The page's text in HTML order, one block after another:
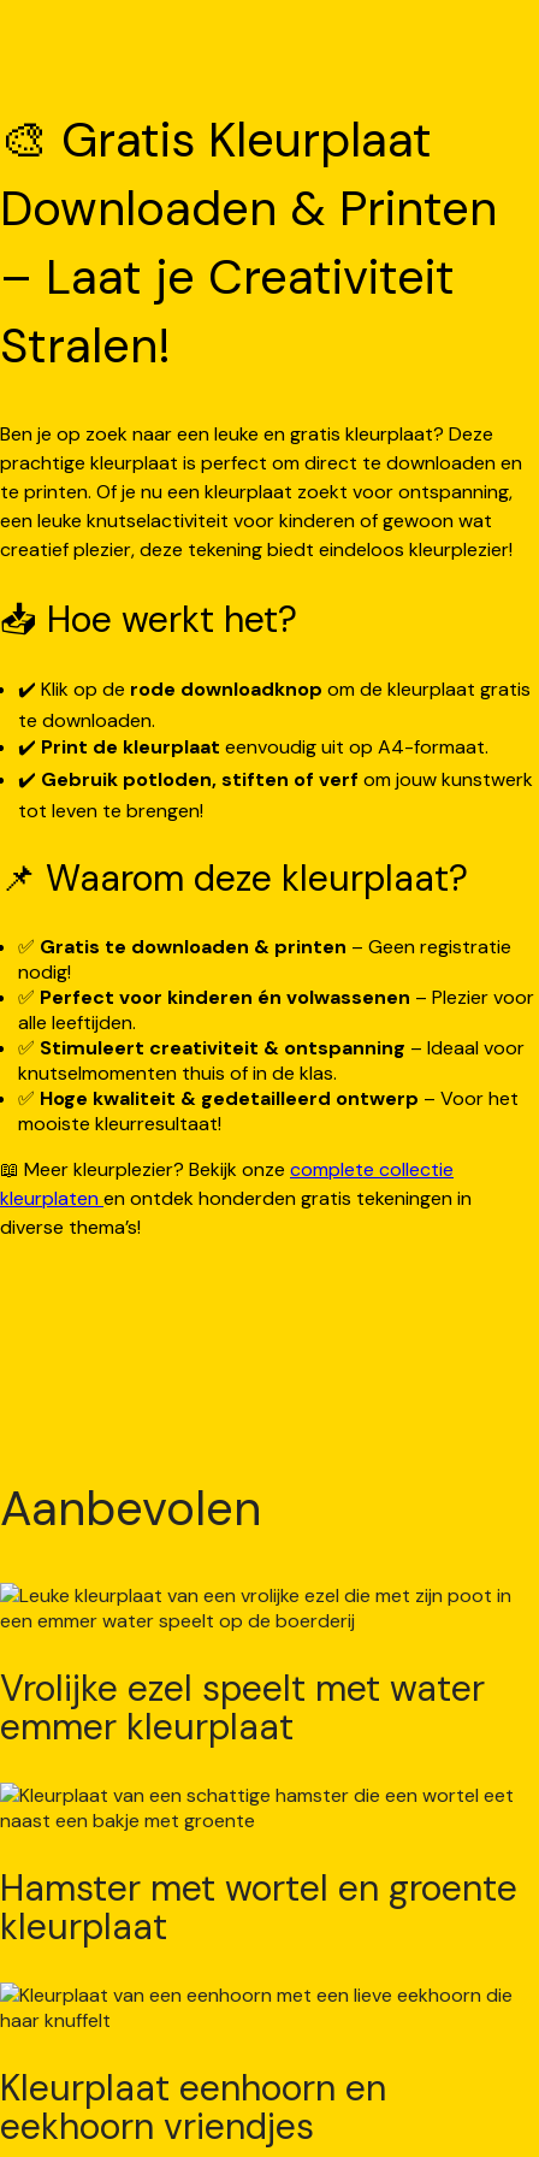
🎨 Gratis Kleurplaat
Downloaden & Printen
– Laat je Creativiteit
Stralen!
Ben je op zoek naar een leuke en gratis kleurplaat? Deze
prachtige kleurplaat is perfect om direct te downloaden en
te printen. Of je nu een kleurplaat zoekt voor ontspanning,
een leuke knutselactiviteit voor kinderen of gewoon wat
creatief plezier, deze tekening biedt eindeloos kleurplezier!
📥 Hoe werkt het?
✔️ Klik op de rode downloadknop om de kleurplaat gratis
te downloaden.
✔️ Print de kleurplaat eenvoudig uit op A4-formaat.
✔️ Gebruik potloden, stiften of verf om jouw kunstwerk
tot leven te brengen!
📌 Waarom deze kleurplaat?
✅ Gratis te downloaden & printen – Geen registratie
nodig!
✅ Perfect voor kinderen én volwassenen – Plezier voor
alle leeftijden.
✅ Stimuleert creativiteit & ontspanning – Ideaal voor
knutselmomenten thuis of in de klas.
✅ Hoge kwaliteit & gedetailleerd ontwerp – Voor het
mooiste kleurresultaat!
📖 Meer kleurplezier? Bekijk onze complete collectie
kleurplatenen ontdek honderden gratis tekeningen in
diverse thema’s!
Aanbevolen
Vrolijke ezel speelt met water
emmer kleurplaat
Hamster met wortel en groente
kleurplaat
Kleurplaat eenhoorn en
eekhoorn vriendjes